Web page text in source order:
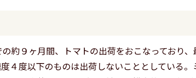
約９ヶ月間、トマトの出荷をおこなっており、
４度以下のものは出荷しないこととしている。